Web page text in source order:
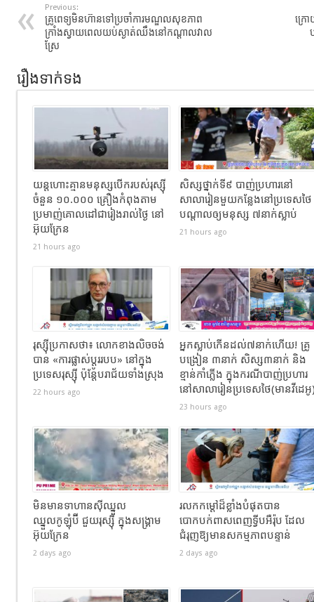
Previous:
គ្រូពេទ្យមិនហ៊ានទៅប្រចាំការមណ្ឌលសុខភាព
ក្រាំងស្វាយពេលយប់ស្ងាត់ឈឹងនៅកណ្តាលវាល
ស្រែ
ក្រ
រឿងទាក់ទង
យន្តហោះគ្មានមនុស្សបើករបស់រុស្ស៊ី
ចំនួន ១០.០០០ គ្រឿងកំពុងតាម
ប្រមាញ់គោលដៅជារៀងរាល់ថ្ងៃ នៅ
អ៊ុយក្រែន
21 hours ago
សិស្សថ្នាក់ទី៩ បាញ់ប្រហារនៅ
សាលារៀនមួយកន្លែងនៅប្រទេសថៃ
បណ្តាលឲ្យមនុស្ស ៧នាក់ស្លាប់
21 hours ago
រុស្ស៊ីប្រកាសថា៖ លោកខាងលិចចង់
បាន «ការផ្លាស់ប្តូររបប» នៅក្នុង
ប្រទេសរុស្ស៊ី ប៉ុន្តែបរាជ័យទាំងស្រុង
22 hours ago
អ្នកស្លាប់កើនដល់៧នាក់ហើយ! គ្រូ
បង្រៀន​ ៣នាក់ សិស្ស៣នាក់ និង
ខ្មាន់កាំភ្លើង​ ក្នុងករណីបាញ់ប្រហារ
នៅសាលារៀនប្រទេសថៃ(មានវីដេអូ​
23 hours ago
មិនមានទាហានស៊ីឈ្នួល
ឈ្នួលកូឡុំប៊ី ជួយរុស្ស៊ី ក្នុងសង្រ្គាម
អ៊ុយក្រែន
2 days ago
រលកកម្ដៅដ៏ខ្លាំងបំផុតបាន
បោកបក់ពាសពេញទ្វីបអឺរ៉ុប ដែល
ជំរុញឱ្យមានសកម្មភាពបន្ទាន់
2 days ago